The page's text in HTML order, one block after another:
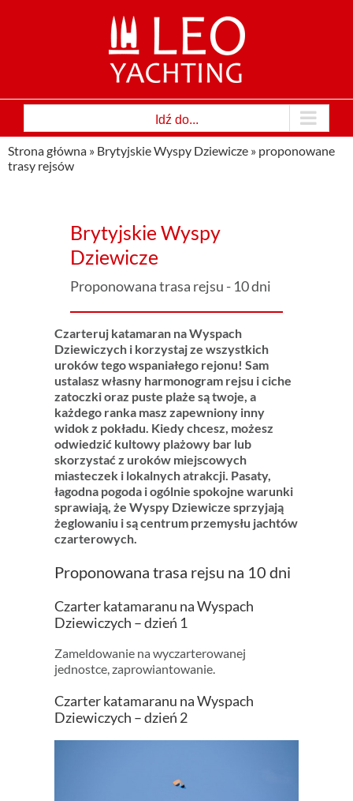
Idź do...
Strona główna » Brytyjskie Wyspy Dziewicze » proponowane
trasy rejsów
Brytyjskie Wyspy
Dziewicze
Proponowana trasa rejsu - 10 dni
Czarteruj katamaran na Wyspach
Dziewiczych i korzystaj ze wszystkich
uroków tego wspaniałego rejonu! Sam
ustalasz własny harmonogram rejsu i ciche
zatoczki oraz puste plaże są twoje, a
każdego ranka masz zapewniony inny
widok z pokładu. Kiedy chcesz, możesz
odwiedzić kultowy plażowy bar lub
skorzystać z uroków miejscowych
miasteczek i lokalnych atrakcji. Pasaty,
łagodna pogoda i ogólnie spokojne warunki
sprawiają, że Wyspy Dziewicze sprzyjają
żeglowaniu i są centrum przemysłu jachtów
czarterowych.
Proponowana trasa rejsu na 10 dni
Czarter katamaranu na Wyspach
Dziewiczych – dzień 1
Zameldowanie na wyczarterowanej
jednostce, zaprowiantowanie.
Czarter katamaranu na Wyspach
Dziewiczych – dzień 2